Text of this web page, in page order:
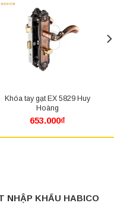
Khóa tay gạt EX 5829 Huy
Hoàng
653.000₫
NHẬP KHẨU HABICO